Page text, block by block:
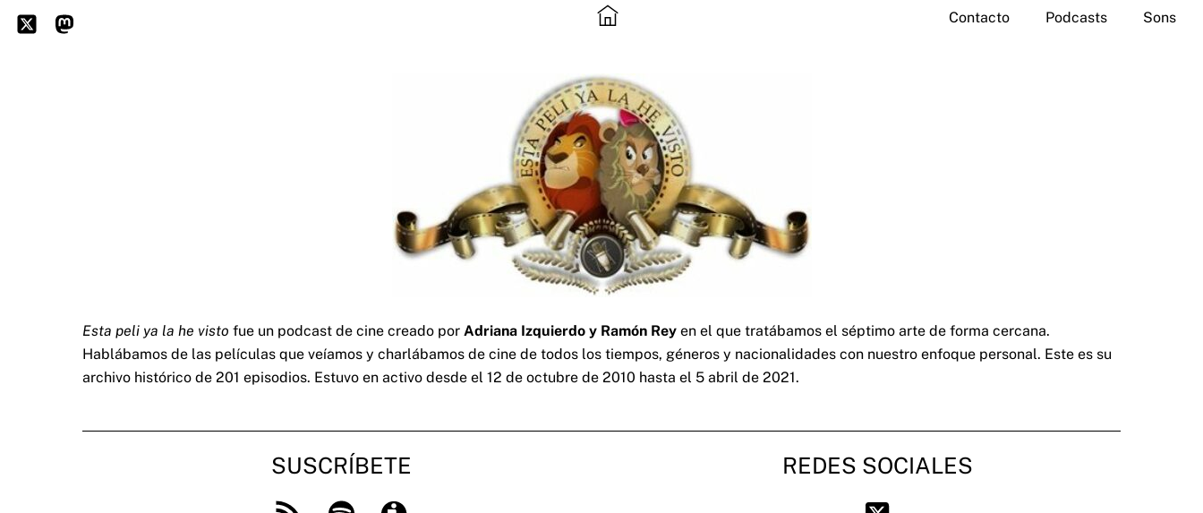
Skip
Icon
Mastodon
Contacto Podcasts Sons
Esta peli ya la he visto fue un podcast de cine creado por Adriana Izquierdo y Ramón Rey en el que tratábamos el séptimo arte de forma cercana.
Hablábamos de las películas que veíamos y charlábamos de cine de todos los tiempos, géneros y nacionalidades con nuestro enfoque personal. Este es su
archivo histórico de 201 episodios. Estuvo en activo desde el 12 de octubre de 2010 hasta el 5 abril de 2021.
SUSCRÍBETE REDES SOCIALES